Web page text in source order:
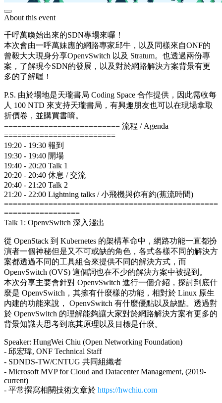
About this event
千呼萬喚始出來的SDN專場來囉！
本次會由一呼萬妹應的網路專家邱牛，以及同樣來自ONF的
曾毅大大現身分享OpenvSwitch 以及 Stratum。也透過兩份專
案，了解現今SDN的發展，以及對於網路解決方案背景有更
多的了解喔！
P.S. 由於場地是天瓏書局 Coding Space 合作提供，因此需收每
人 100 NTD 來支持天瓏書局，有興趣朋友也可以在現場拿取
折價卷，並購買書唷。
========================== 流程 / Agenda
=========================
19:20 - 19:30 報到
19:30 - 19:40 開場
19:40 - 20:20 Talk 1
20:20 - 20:40 休息 / 交流
20:40 - 21:20 Talk 2
21:20 - 22:00 Lightning talks / 小飛機與你有約(蕉流時間)
================================================
=================
Talk 1: OpenvSwitch 深入淺出
從 OpenStack 到 Kubernetes 的架構革命中，網路功能一直都扮
演者一個神秘但是又不可或缺的角色，各式各樣不同的解決方
案都透過不同的工具組合來提供不同的解決方式，而
OpenvSwitch (OVS) 這個詞也在不少的解決方案中被提到。
本次分享主要會針對 OpenvSwitch 進行一個介紹，探討到底什
麼是 OpenvSwitch，其擁有什麼樣的功能，相對於 Linux 原生
內建的功能來說， OpenvSwitch 有什麼優點以及缺點。透過對
於 OpenvSwitch 的理解能夠讓大家對於網路解決方案有更多的
背景知識去思考到底其原理以及目標是什麼。
Speaker: HungWei Chiu (Open Networking Foundation)
- 邱宏瑋, ONF Technical Staff
- SDNDS-TW/CNTUG 共同組織者
- Microsoft MVP for Cloud and Datacenter Management, (2019-
current)
- 平常撰寫相關技術文章於 https://hwchiu.com